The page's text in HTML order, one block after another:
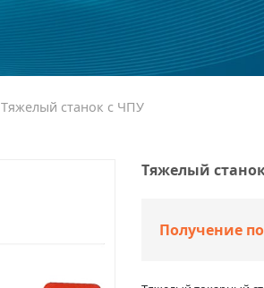
Тяжелый станок с ЧПУ
Тяжелый
Получение